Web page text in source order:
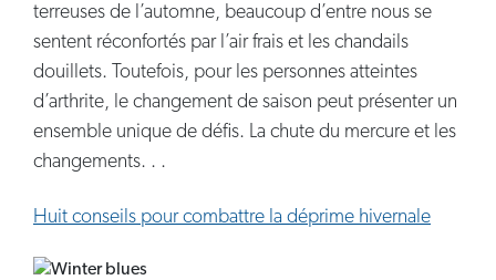
terreuses de l’automne, beaucoup d’entre nous se
sentent réconfortés par l’air frais et les chandails
douillets. Toutefois, pour les personnes atteintes
d’arthrite, le changement de saison peut présenter un
ensemble unique de défis. La chute du mercure et les
changements. . .
Huit conseils pour combattre la déprime hivernale